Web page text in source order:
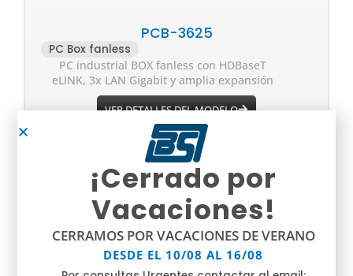
PCB-3625
PC Box fanless
PC industrial BOX fanless con HDBaseT
eLINK, 3x LAN Gigabit y amplia expansión
VER DETALLES DEL MODELO
¡Cerrado por
Vacaciones!
CERRAMOS POR VACACIONES DE VERANO
DESDE EL 10/08 AL 16/08